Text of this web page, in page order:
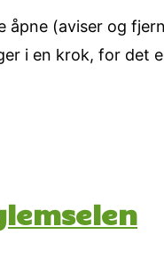
(aviser og
i en krok, for det